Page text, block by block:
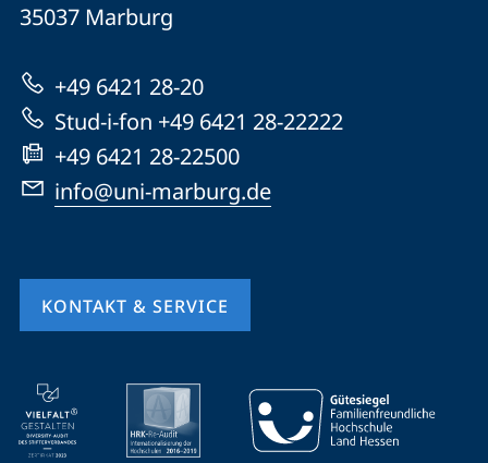
Informationen
zur
Website
Marburg
35037 Marburg
+49 6421 28-20
Stud-i-fon +49 6421 28-22222
+49 6421 28-22500
info@uni-marburg.de
KONTAKT & SERVICE
Mobile-
Service-